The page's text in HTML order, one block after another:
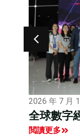
2026 年 7 月
全球數字
閲讀更多